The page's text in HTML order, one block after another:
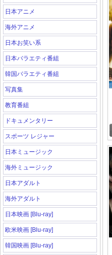
日本アニメ
海外アニメ
日本お笑い系
日本バラエティ番組
韓国バラエティ番組
写真集
教育番組
ドキュメンタリー
スポーツ レジャー
日本ミュージック
海外ミュージック
日本アダルト
海外アダルト
日本映画 [Blu-ray]
欧米映画 [Blu-ray]
韓国映画 [Blu-ray]